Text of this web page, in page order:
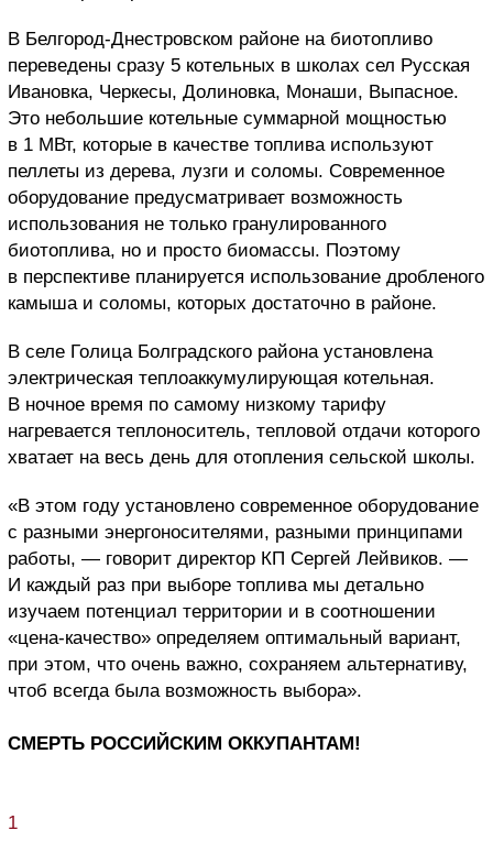
В Белгород-Днестровском районе на биотопливо
переведены сразу 5 котельных в школах сел Русская
Ивановка, Черкесы, Долиновка, Монаши, Выпасное.
Это небольшие котельные суммарной мощностью
в 1 МВт, которые в качестве топлива используют
пеллеты из дерева, лузги и соломы. Современное
оборудование предусматривает возможность
использования не только гранулированного
биотоплива, но и просто биомассы. Поэтому
в перспективе планируется использование дробленого
камыша и соломы, которых достаточно в районе.
В селе Голица Болградского района установлена
электрическая теплоаккумулирующая котельная.
В ночное время по самому низкому тарифу
нагревается теплоноситель, тепловой отдачи которого
хватает на весь день для отопления сельской школы.
«В этом году установлено современное оборудование
с разными энергоносителями, разными принципами
работы, — говорит директор КП Сергей Лейвиков. —
И каждый раз при выборе топлива мы детально
изучаем потенциал территории и в соотношении
«цена-качество» определяем оптимальный вариант,
при этом, что очень важно, сохраняем альтернативу,
чтоб всегда была возможность выбора».
СМЕРТЬ РОССИЙСКИМ ОККУПАНТАМ!
1